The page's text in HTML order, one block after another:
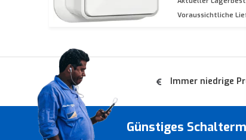
Voraussichtliche
Immer niedrige
Günstiges